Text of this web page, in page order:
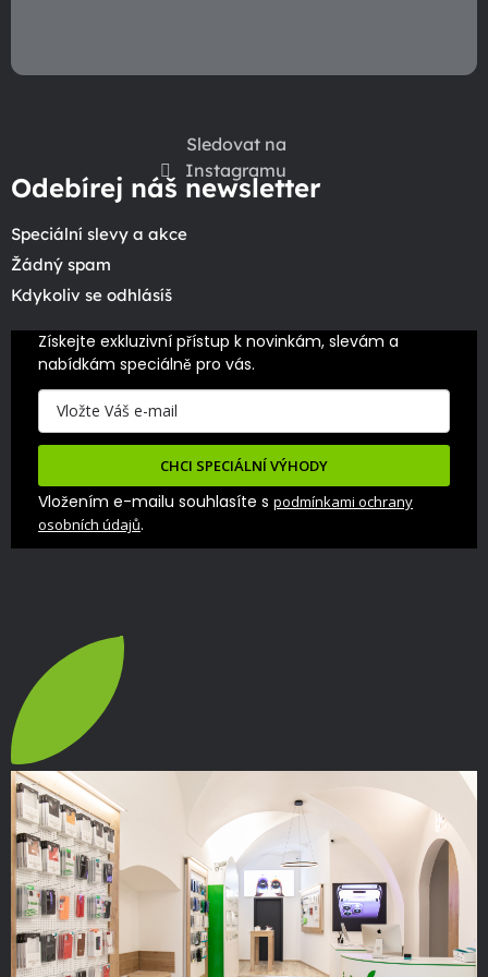
Sledovat na
Instagramu
Odebírej náš newsletter
Speciální slevy a akce
Žádný spam
Kdykoliv se odhlásíš
Získejte exkluzivní přístup k novinkám, slevám a
nabídkám speciálně pro vás.
CHCI SPECIÁLNÍ VÝHODY
Vložením e-mailu souhlasíte s podmínkami ochrany
osobních údajů.